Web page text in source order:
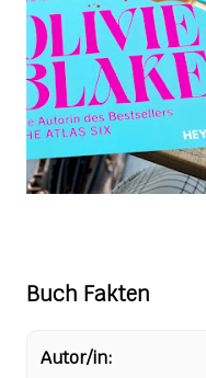
Buch Fakten
Autor/in: